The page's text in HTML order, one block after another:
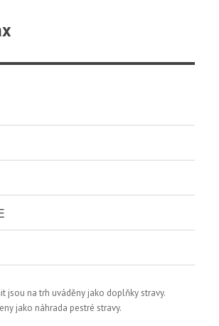
jsou na trh uváděny jako doplňky stravy.
jako náhrada pestré stravy.